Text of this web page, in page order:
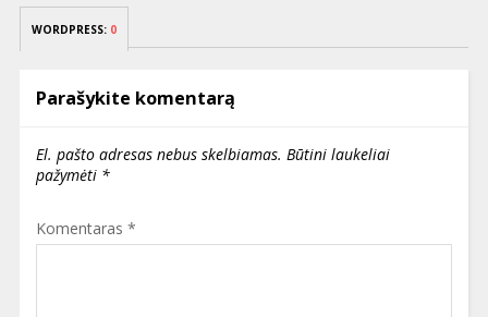
WORDPRESS: 0
Parašykite komentarą
El. pašto adresas nebus skelbiamas. Būtini laukeliai
pažymėti *
Komentaras *